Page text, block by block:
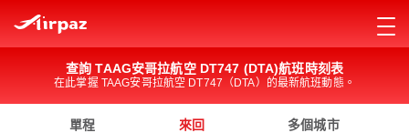
查詢 TAAG安哥拉航空 DT747 (DTA)航班時刻表
在此掌握 TAAG安哥拉航空 DT747（DTA）的最新航班動態。
單程 來回 多個城市